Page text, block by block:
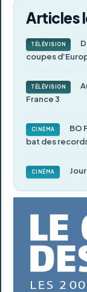
Articles
TÉLÉVISION
coupes
TÉLÉVISION
France 3
CINÉMA
BO
bat des
CINÉMA